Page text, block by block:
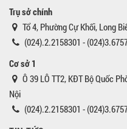
Trụ sở chính
Tổ 4, Phường Cự Khối, Long
(024).2.2158301 -
Cơ sở 1
Ô 39 LÔ TT2, KĐT Bộ Quốc
Nội
(024).2.2158301 -